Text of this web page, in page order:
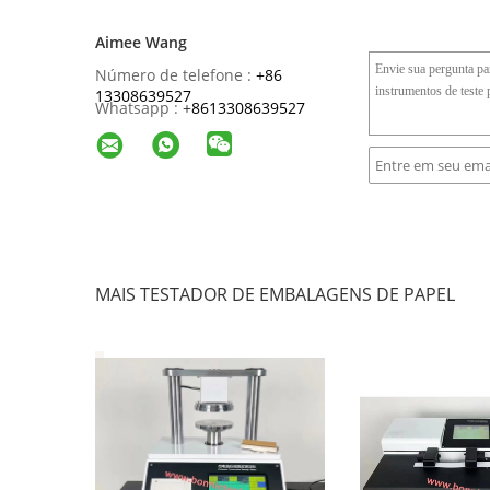
Aimee Wang
Número de telefone : +86
13308639527
Whatsapp :+8613308639527
MAIS TESTADOR DE EMBALAGENS DE PAPEL